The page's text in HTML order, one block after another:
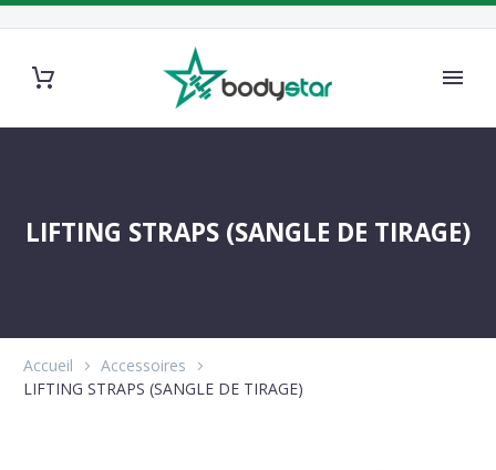
LIFTING STRAPS (SANGLE DE TIRAGE)
Accueil
Accessoires
LIFTING STRAPS (SANGLE DE TIRAGE)